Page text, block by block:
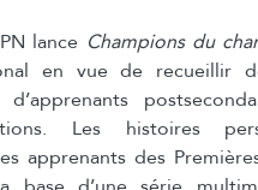
lance Champions du
en vue de recueillir
Les histoires
apprenants des